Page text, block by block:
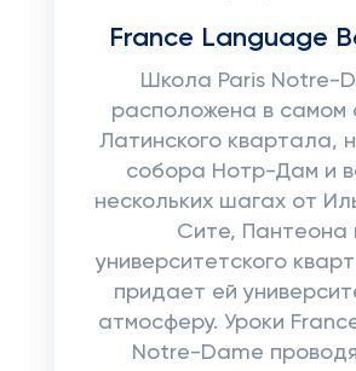
France Language
Школа Paris Notre-
расположена в самом
Латинского квартала,
собора Нотр-Дам и
нескольких шагах от
Сите, Пантеона
университетского
придает ей
атмосферу. Уроки
Notre-Dame